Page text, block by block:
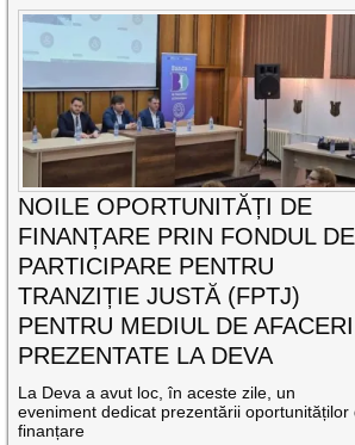
NOILE OPORTUNITĂȚI DE
FINANȚARE PRIN FONDUL DE
PARTICIPARE PENTRU
TRANZIȚIE JUSTĂ (FPTJ)
PENTRU MEDIUL DE
PREZENTATE LA DEVA
La Deva a avut loc, în aceste zile, un
eveniment dedicat prezentării oportunităților
finanțare